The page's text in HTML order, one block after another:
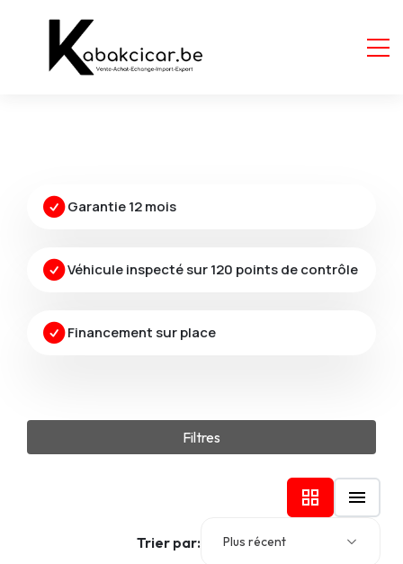
Garantie 12 mois
Véhicule inspecté sur 120 points de contrôle
Financement sur place
Filtres
Trier par: Plus récent